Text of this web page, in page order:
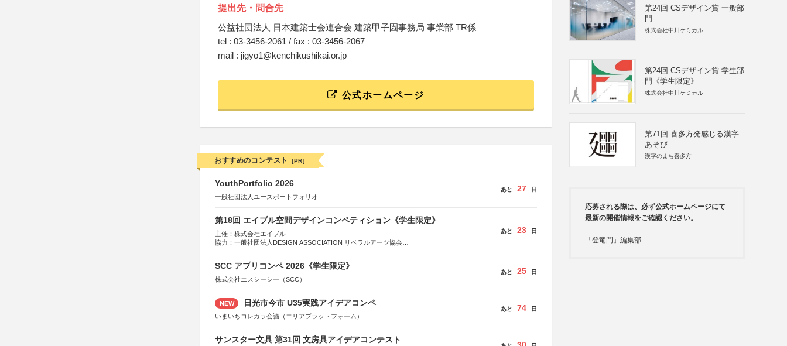
提出先・問合先
公益社団法人 日本建築士会連合会 建築甲子園事務局 事業部 TR係
tel : 03-3456-2061 / fax : 03-3456-2067
mail : jigyo1@kenchikushikai.or.jp
公式ホームページ
おすすめのコンテスト [PR]
YouthPortfolio 2026
一般社団法人ユースポートフォリオ
あと 27 日
第18回 エイブル空間デザインコンペティション《学生限定》
主催：株式会社エイブル
協力：一般社団法人DESIGN ASSOCIATION リベラルアーツ協会
あと 23 日
SCC アプリコンペ 2026《学生限定》
株式会社エスシーシー（SCC）
あと 25 日
NEW 日光市今市 U35実践アイデアコンペ
いまいちコレカラ会議（エリアプラットフォーム）
あと 74 日
サンスター文具 第31回 文房具アイデアコンテスト
第24回 CSデザイン賞 一般部
門
株式会社中川ケミカル
第24回 CSデザイン賞 学生部
門《学生限定》
株式会社中川ケミカル
第71回 喜多方発感じる漢字
あそび
漢字のまち喜多方
応募される際は、必ず公式ホームページにて
最新の開催情報をご確認ください。
「登竜門」編集部